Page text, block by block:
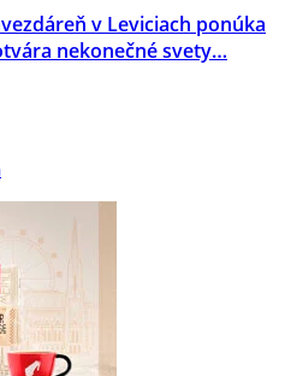
v Leviciach ponúka
nekonečné svety…